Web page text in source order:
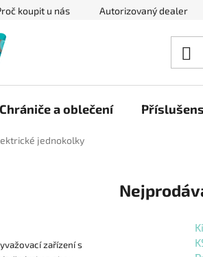
koupit u nás Autorizovaný dealer
Chrániče a oblečení
jednokolky
zařízení s